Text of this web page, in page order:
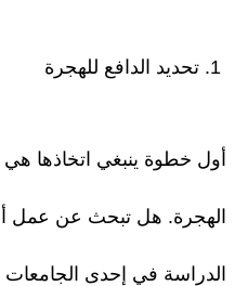
أول خطوة ينبغي اتخاذها هي
الهجرة. هل تبحث عن
الدراسة في إحدى الجامعات